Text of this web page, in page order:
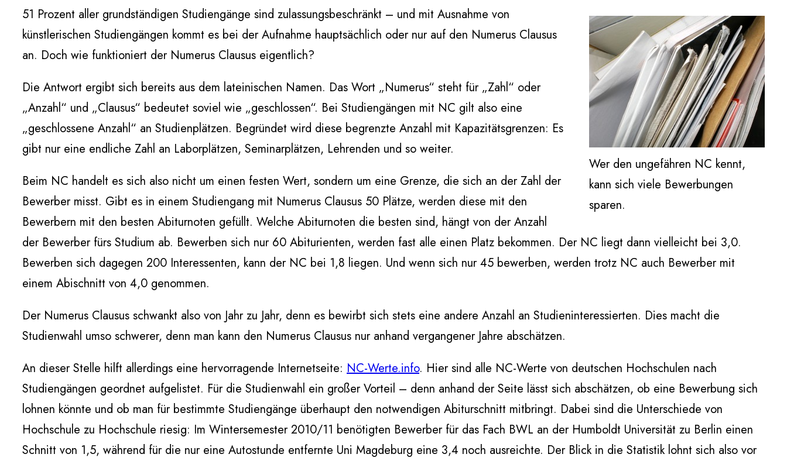
Wer den ungefähren NC kennt,
kann sich viele Bewerbungen
sparen.
51 Prozent aller grundständigen Studiengänge sind zulassungsbeschränkt – und mit Ausnahme von
künstlerischen Studiengängen kommt es bei der Aufnahme hauptsächlich oder nur auf den Numerus Clausus
an. Doch wie funktioniert der Numerus Clausus eigentlich?
Die Antwort ergibt sich bereits aus dem lateinischen Namen. Das Wort „Numerus“ steht für „Zahl“ oder
„Anzahl“ und „Clausus“ bedeutet soviel wie „geschlossen“. Bei Studiengängen mit NC gilt also eine
„geschlossene Anzahl“ an Studienplätzen. Begründet wird diese begrenzte Anzahl mit Kapazitätsgrenzen: Es
gibt nur eine endliche Zahl an Laborplätzen, Seminarplätzen, Lehrenden und so weiter.
Beim NC handelt es sich also nicht um einen festen Wert, sondern um eine Grenze, die sich an der Zahl der
Bewerber misst. Gibt es in einem Studiengang mit Numerus Clausus 50 Plätze, werden diese mit den
Bewerbern mit den besten Abiturnoten gefüllt. Welche Abiturnoten die besten sind, hängt von der Anzahl
der Bewerber fürs Studium ab. Bewerben sich nur 60 Abiturienten, werden fast alle einen Platz bekommen. Der NC liegt dann vielleicht bei 3,0.
Bewerben sich dagegen 200 Interessenten, kann der NC bei 1,8 liegen. Und wenn sich nur 45 bewerben, werden trotz NC auch Bewerber mit
einem Abischnitt von 4,0 genommen.
Der Numerus Clausus schwankt also von Jahr zu Jahr, denn es bewirbt sich stets eine andere Anzahl an Studieninteressierten. Dies macht die
Studienwahl umso schwerer, denn man kann den Numerus Clausus nur anhand vergangener Jahre abschätzen.
An dieser Stelle hilft allerdings eine hervorragende Internetseite: NC-Werte.info. Hier sind alle NC-Werte von deutschen Hochschulen nach
Studiengängen geordnet aufgelistet. Für die Studienwahl ein großer Vorteil – denn anhand der Seite lässt sich abschätzen, ob eine Bewerbung sich
lohnen könnte und ob man für bestimmte Studiengänge überhaupt den notwendigen Abiturschnitt mitbringt. Dabei sind die Unterschiede von
Hochschule zu Hochschule riesig: Im Wintersemester 2010/11 benötigten Bewerber für das Fach BWL an der Humboldt Universität zu Berlin einen
Schnitt von 1,5, während für die nur eine Autostunde entfernte Uni Magdeburg eine 3,4 noch ausreichte. Der Blick in die Statistik lohnt sich also vor